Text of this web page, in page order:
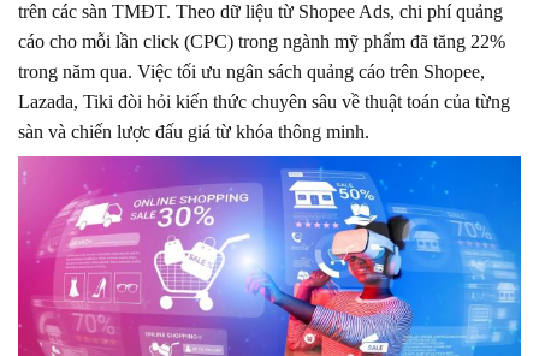
trên các sàn TMĐT. Theo dữ liệu từ Shopee Ads, chi phí quảng
cáo cho mỗi lần click (CPC) trong ngành mỹ phẩm đã tăng 22%
trong năm qua. Việc tối ưu ngân sách quảng cáo trên Shopee,
Lazada, Tiki đòi hỏi kiến thức chuyên sâu về thuật toán của từng
sàn và chiến lược đấu giá từ khóa thông minh.